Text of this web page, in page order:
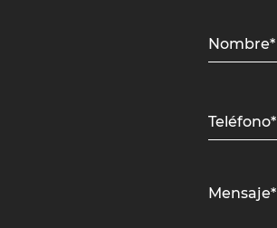
Nombre*
Teléfono*
Mensaje*